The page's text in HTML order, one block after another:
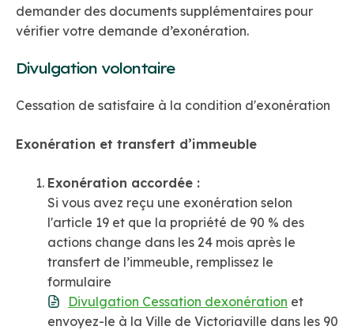
demander des documents supplémentaires pour
vérifier votre demande d’exonération.
Divulgation volontaire
Cessation de satisfaire à la condition d'exonération
Exonération et transfert d’immeuble
Exonération accordée :
Si vous avez reçu une exonération selon
l'article 19 et que la propriété de 90 % des
actions change dans les 24 mois après le
transfert de l’immeuble, remplissez le
formulaire
Divulgation Cessation dexonération et
envoyez-le à la Ville de Victoriaville dans les 90